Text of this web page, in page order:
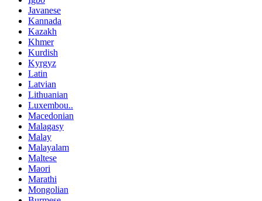
Javanese
Kannada
Kazakh
Khmer
Kurdish
Kyrgyz
Latin
Latvian
Lithuanian
Luxembou..
Macedonian
Malagasy
Malay
Malayalam
Maltese
Maori
Marathi
Mongolian